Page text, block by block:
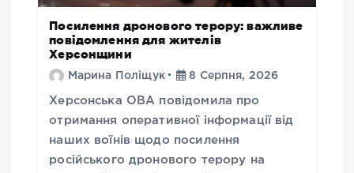
Посилення дронового терору: важливе
повідомлення для жителів
Херсонщини
Марина Поліщук 8 Серпня, 2026
Херсонська ОВА повідомила про
отримання оперативної інформації від
наших воїнів щодо посилення
російського дронового терору на